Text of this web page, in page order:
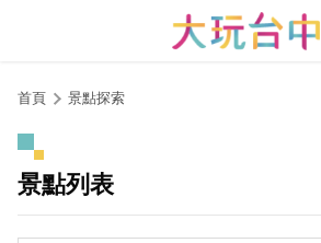
首頁 景點探索
景點列表